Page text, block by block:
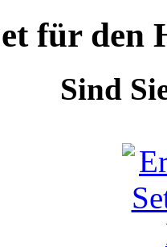
für den
Sind